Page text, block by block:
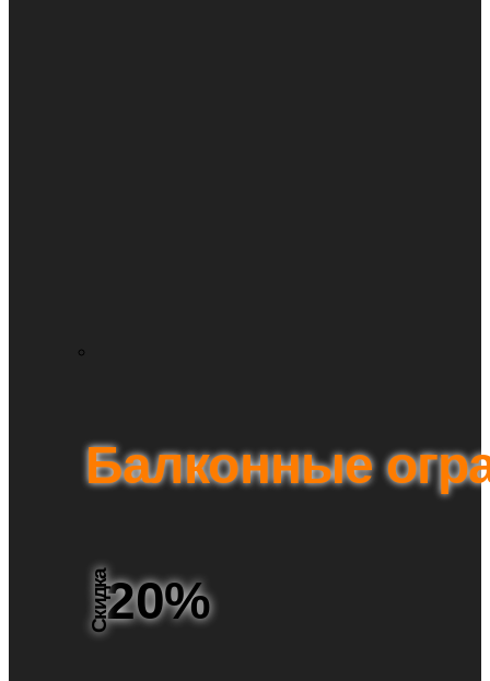
Балконные
Скидка20%